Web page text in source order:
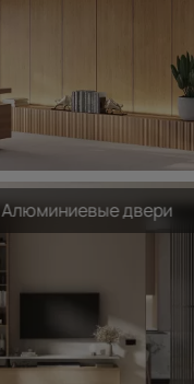
Алюминиевые двери